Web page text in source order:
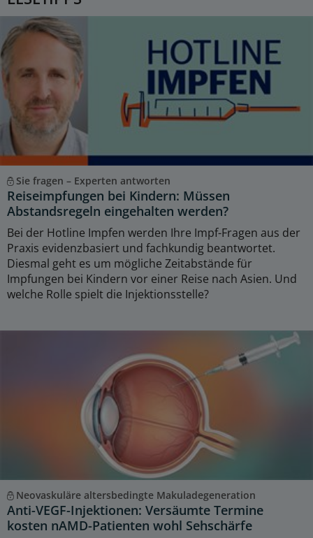
Sie fragen – Experten antworten
Reiseimpfungen bei Kindern: Müssen
Abstandsregeln eingehalten werden?
Bei der Hotline Impfen werden Ihre Impf-Fragen aus der
Praxis evidenzbasiert und fachkundig beantwortet.
Diesmal geht es um mögliche Zeitabstände für
Impfungen bei Kindern vor einer Reise nach Asien. Und
welche Rolle spielt die Injektionsstelle?
Neovaskuläre altersbedingte Makuladegeneration
Anti-VEGF-Injektionen: Versäumte Termine
kosten nAMD-Patienten wohl Sehschärfe